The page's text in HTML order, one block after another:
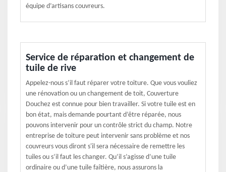
équipe d’artisans couvreurs.
Service de réparation et changement de
tuile de rive
Appelez-nous s’il faut réparer votre toiture. Que vous vouliez
une rénovation ou un changement de toit, Couverture
Douchez est connue pour bien travailler. Si votre tuile est en
bon état, mais demande pourtant d’être réparée, nous
pouvons intervenir pour un contrôle strict du champ. Notre
entreprise de toiture peut intervenir sans problème et nos
couvreurs vous diront s'il sera nécessaire de remettre les
tuiles ou s’il faut les changer. Qu’il s’agisse d’une tuile
ordinaire ou d’une tuile faîtière, nous assurons la